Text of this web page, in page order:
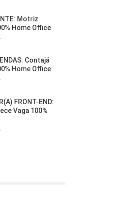
Motriz
Home Office
Contajá
Home Office
FRONT-END:
Vaga 100%